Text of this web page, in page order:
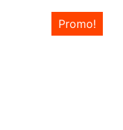
Promo!